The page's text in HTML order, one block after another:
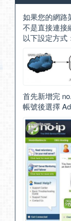
如果您的網路
不是直接連接
以下設定方式
首先新增完
帳號後選擇